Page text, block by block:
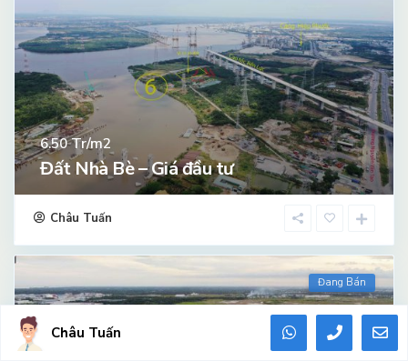
6.50Tr/m2
Đất Nhà Bè – Giá đầu tư
Châu Tuấn
Đang Bán
Châu Tuấn